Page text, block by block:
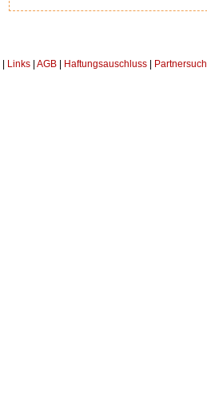
Links AGB Haftungsauschluss